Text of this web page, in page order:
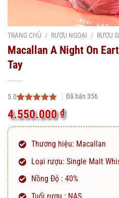
TRANG CHỦ / RƯỢU NGOẠI / RƯỢU
Macallan A Night On
Tay
5.0
5.0trên 5
dựa trên
8
đánh giá
Đã bán 356
4.550.000₫
Thương hiệu: Macallan
Loại rượu: Single Malt
Nồng Độ : 40%